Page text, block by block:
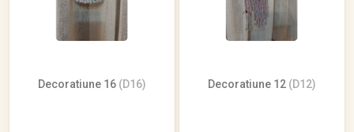
Decoratiune 16 (D16) Decoratiune 12 (D12)